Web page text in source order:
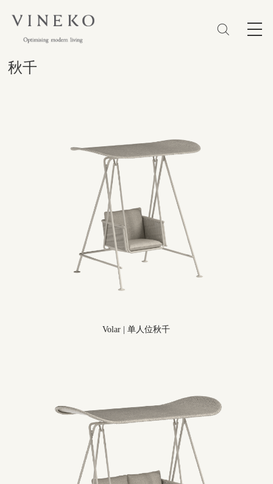
收藏 (0)
秋千
Volar | 单人位秋千